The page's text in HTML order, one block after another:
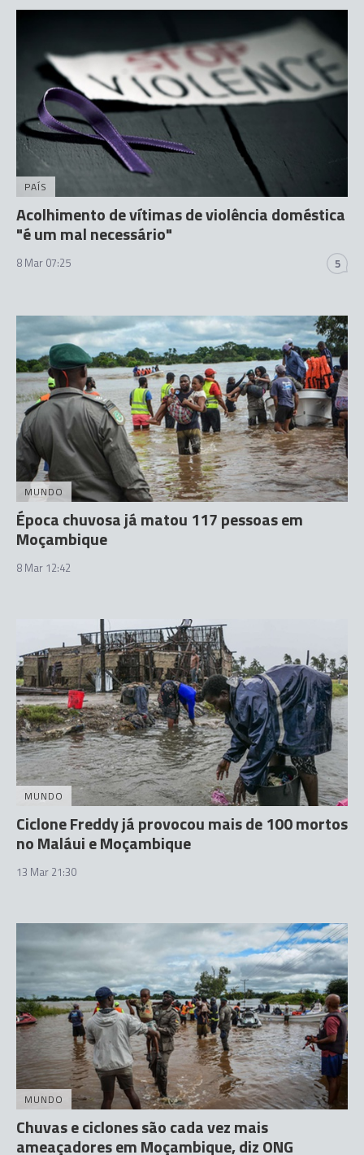
PAÍS
Acolhimento de vítimas de violência doméstica
"é um mal necessário"
8 Mar 07:25 5
MUNDO
Época chuvosa já matou 117 pessoas em
Moçambique
8 Mar 12:42
MUNDO
Ciclone Freddy já provocou mais de 100 mortos
no Maláui e Moçambique
13 Mar 21:30
MUNDO
Chuvas e ciclones são cada vez mais
ameaçadores em Moçambique, diz ONG